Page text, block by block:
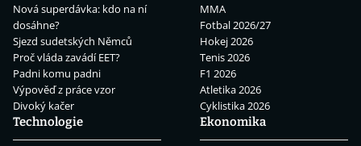
Nová superdávka: kdo na ní
dosáhne?
Sjezd sudetských Němců
Proč vláda zavádí EET?
Padni komu padni
Výpověď z práce vzor
Divoký kačer
MMA
Fotbal 2026/27
Hokej 2026
Tenis 2026
F1 2026
Atletika 2026
Cyklistika 2026
Technologie
Ekonomika